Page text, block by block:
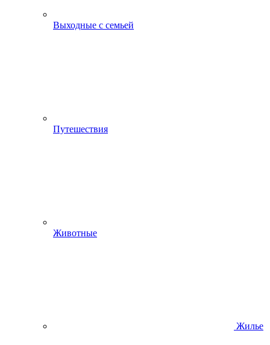
Выходные с семьей
Путешествия
Животные
Жилье